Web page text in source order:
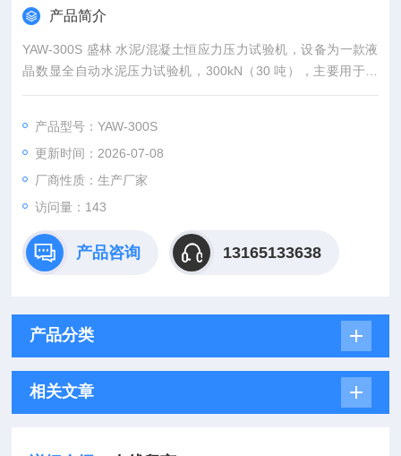
产品简介
YAW-300S 盛林 水泥/混凝土恒应力压力试验机，设备为一款液
晶数显全自动水泥压力试验机，300kN（30 吨），主要用于水
泥、胶砂的抗压、抗折强度检测，满足国家标准、ISO、ASTM
产品型号：YAW-300S
更新时间：2026-07-08
厂商性质：生产厂家
访问量：143
产品咨询 13165133638
产品分类
相关文章